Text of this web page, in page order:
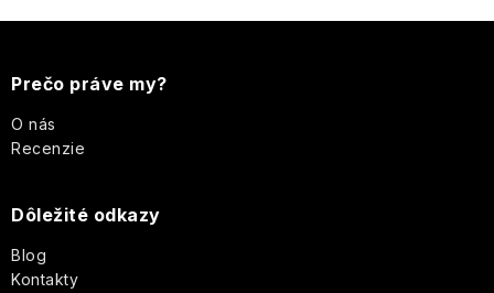
s
á
p
t
Prečo práve my?
O nás
Recenzie
Dôležité odkazy
Blog
Kontakty